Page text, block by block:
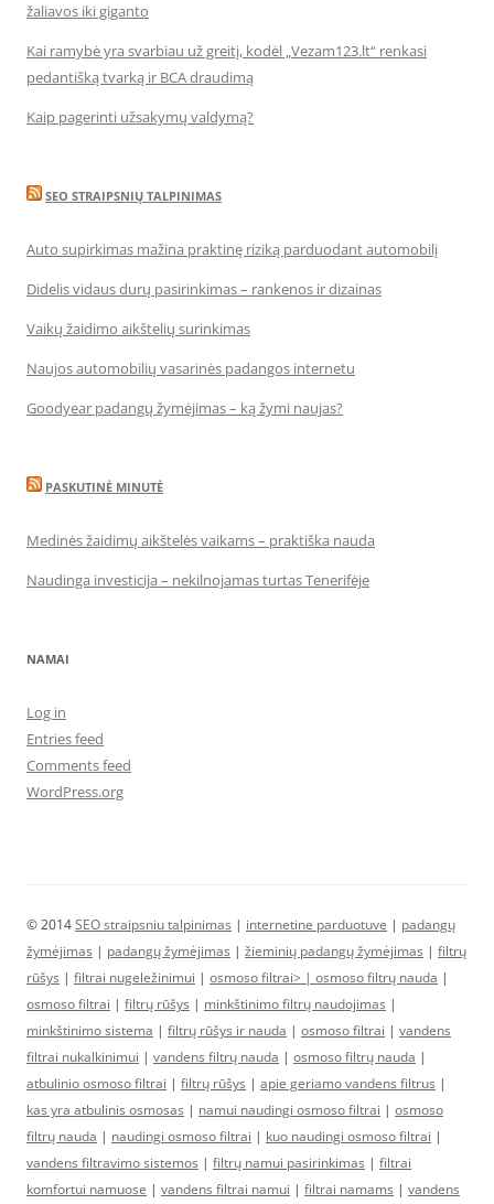
žaliavos iki giganto
Kai ramybė yra svarbiau už greitį, kodėl „Vezam123.lt“ renkasi
pedantišką tvarką ir BCA draudimą
Kaip pagerinti užsakymų valdymą?
SEO STRAIPSNIŲ TALPINIMAS
Auto supirkimas mažina praktinę riziką parduodant automobilį
Didelis vidaus durų pasirinkimas – rankenos ir dizainas
Vaikų žaidimo aikštelių surinkimas
Naujos automobilių vasarinės padangos internetu
Goodyear padangų žymėjimas – ką žymi naujas?
PASKUTINĖ MINUTĖ
Medinės žaidimų aikštelės vaikams – praktiška nauda
Naudinga investicija – nekilnojamas turtas Tenerifėje
NAMAI
Log in
Entries feed
Comments feed
WordPress.org
© 2014SEO straipsniu talpinimas | internetine parduotuve | padangų
žymėjimas | padangų žymėjimas | žieminių padangų žymėjimas | filtrų
rūšys | filtrai nugeležinimui | osmoso filtrai> | osmoso filtrų nauda |
osmoso filtrai | filtrų rūšys | minkštinimo filtrų naudojimas |
minkštinimo sistema | filtrų rūšys ir nauda | osmoso filtrai | vandens
filtrai nukalkinimui | vandens filtrų nauda | osmoso filtrų nauda |
atbulinio osmoso filtrai | filtrų rūšys | apie geriamo vandens filtrus |
kas yra atbulinis osmosas | namui naudingi osmoso filtrai | osmoso
filtrų nauda | naudingi osmoso filtrai | kuo naudingi osmoso filtrai |
vandens filtravimo sistemos | filtrų namui pasirinkimas | filtrai
komfortui namuose | vandens filtrai namui | filtrai namams | vandens